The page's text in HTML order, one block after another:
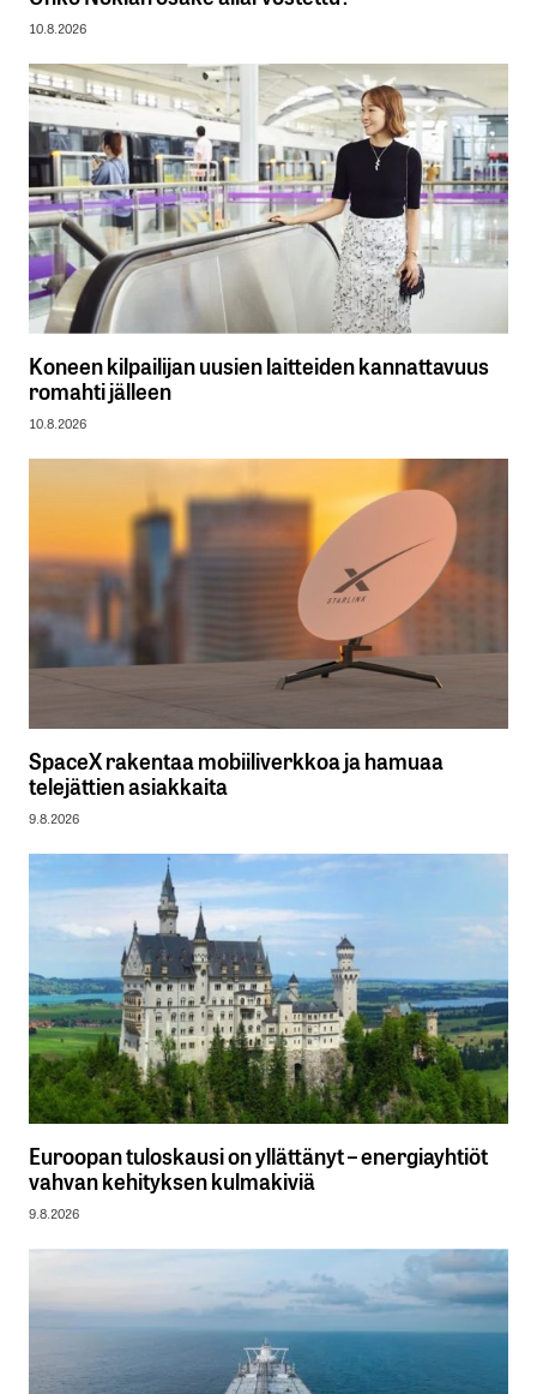
10.8.2026
Koneen kilpailijan uusien laitteiden kannattavuus
romahti jälleen
10.8.2026
SpaceX rakentaa mobiiliverkkoa ja hamuaa
telejättien asiakkaita
9.8.2026
Euroopan tuloskausi on yllättänyt – energiayhtiöt
vahvan kehityksen kulmakiviä
9.8.2026